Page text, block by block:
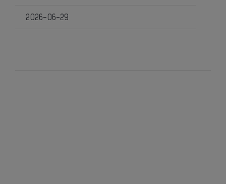
2026-06-29